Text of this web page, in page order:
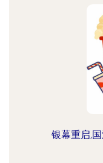
银幕重启,